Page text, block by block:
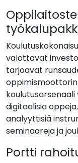
valottavat
tarjoavat
digitaalisia
analyyttisiä
seminaareja ja
Portti